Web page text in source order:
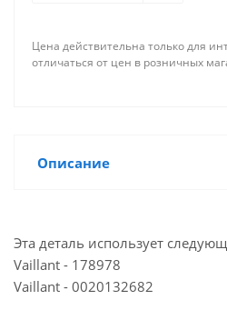
Цена действительна только для
отличаться от цен в розничных
Описание
Эта деталь использует
Vaillant - 178978
Vaillant - 0020132682